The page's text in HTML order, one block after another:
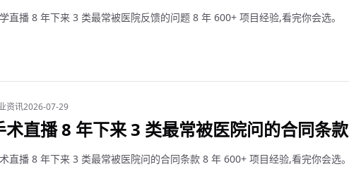
直播 8 年下来 3 类最常被医院反馈的问题 8 年 600+ 项目经验,看完你会选。
资讯2026-07-29
术直播 8 年下来 3 类最常被医院问的合同条款
直播 8 年下来 3 类最常被医院问的合同条款 8 年 600+ 项目经验,看完你会选。